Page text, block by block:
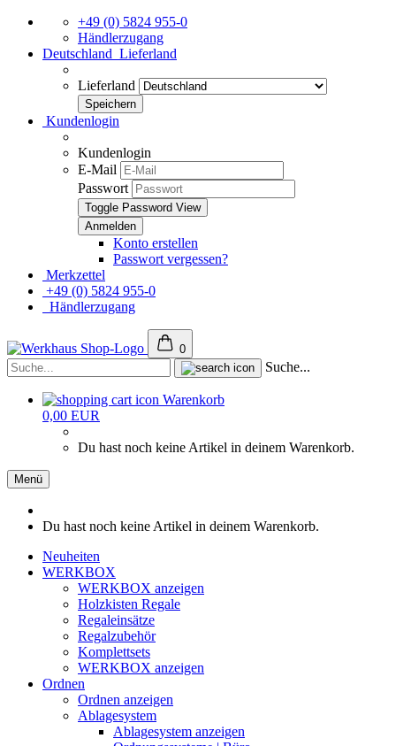
+49 (0) 5824 955-0
Händlerzugang
Deutschland Lieferland
Lieferland
Kundenlogin
Kundenlogin
E-Mail
Passwort
Toggle Password View
Konto erstellen
Passwort vergessen?
Merkzettel
+49 (0) 5824 955-0
Händlerzugang
0
Suche...
Warenkorb
0,00 EUR
Du hast noch keine Artikel in deinem Warenkorb.
Menü
Du hast noch keine Artikel in deinem Warenkorb.
Neuheiten
WERKBOX
WERKBOX anzeigen
Holzkisten Regale
Regaleinsätze
Regalzubehör
Komplettsets
WERKBOX anzeigen
Ordnen
Ordnen anzeigen
Ablagesystem
Ablagesystem anzeigen